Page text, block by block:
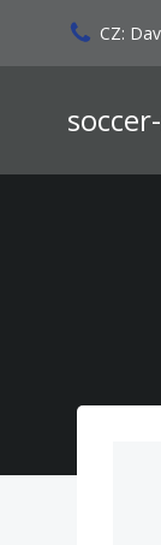
springen
CZ: